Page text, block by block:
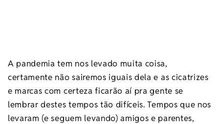
A pandemia tem nos levado muita coisa,
certamente não sairemos iguais dela e as cicatrizes
e marcas com certeza ficarão aí pra gente se
lembrar destes tempos tão difíceis. Tempos que nos
levaram (e seguem levando) amigos e parentes,